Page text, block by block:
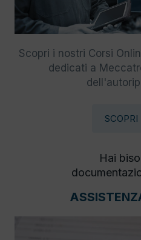
Scopri i nostri Corsi
dedicati a
SCOPRI
Hai